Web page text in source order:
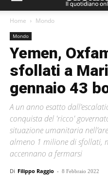
Home Mondo
Mondo
Yemen,
sfollati a
gennaio 43
A un anno esatto
conquista del 'ricco'
situazione umanitaria
almeno 1 milione di sfollati,
accennano a fermarsi
Di Filippo Raggio - 8 Febbraio 2022